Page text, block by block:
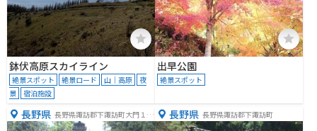
鉢伏高原スカイライン
絶景スポット 絶景ロード 山｜高原
夜
景
宿泊施設
出早公園
絶景スポット
長野県 長野県諏訪郡下諏訪町大門１９
３
長野県 長野県諏訪郡下諏訪町